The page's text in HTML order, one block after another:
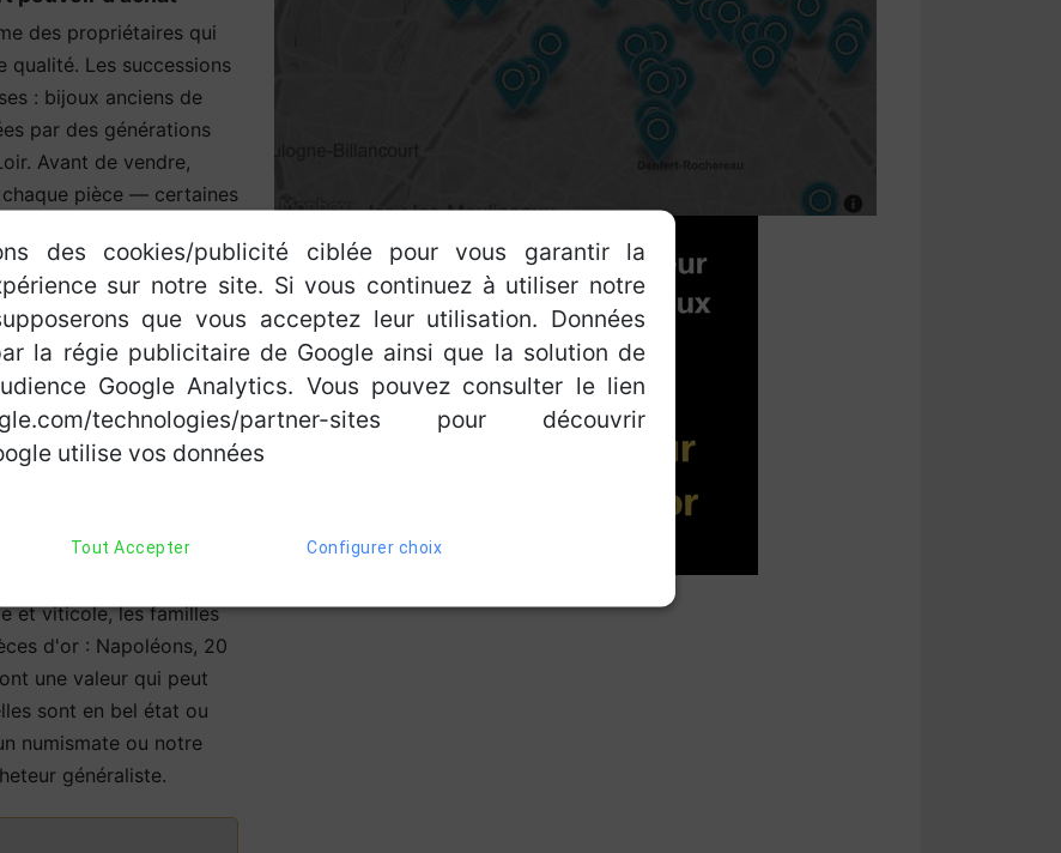
des propriétaires qui
qualité. Les successions
: bijoux anciens de
par des générations
Avant de vendre,
pièce — certaines
rachat au poids.
concurrence
d'or, mais la ville
ne vous convainquent
un marché bien plus
dont certains sont
anciens. Pour des
rentable.
la Loire
et viticole, les familles
d'or : Napoléons, 20
une valeur qui peut
sont en bel état ou
numismate ou notre
généraliste.
des cookies/publicité ciblée pour vous garantir la
sur notre site. Si vous continuez à utiliser notre
que vous acceptez leur utilisation. Données
la régie publicitaire de Google ainsi que la solution de
Google Analytics. Vous pouvez consulter le lien
technologies/partner-sites pour découvrir
utilise vos données
Tout Accepter Configurer choix